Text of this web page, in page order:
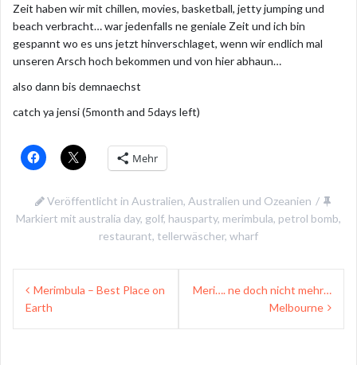
Zeit haben wir mit chillen, movies, basketball, jetty jumping und
beach verbracht… war jedenfalls ne geniale Zeit und ich bin
gespannt wo es uns jetzt hinverschlaget, wenn wir endlich mal
unseren Arsch hoch bekommen und von hier abhaun…
also dann bis demnaechst
catch ya jensi (5month and 5days left)
Mehr
Veröffentlicht in Australien, Australien und Ozeanien
Markiert mit australia day, golf, hausparty, merimbula, petrol bomb,
restaurant, tellerwäscher, wharf
Beitragsnavigation
Merimbula – Best Place on
Earth
Meri…. ne doch nicht mehr…
Melbourne